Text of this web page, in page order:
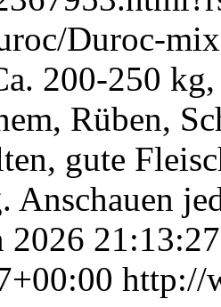
Duroc-
200-250
Rüben,
gute
Anschauen
2026
http://